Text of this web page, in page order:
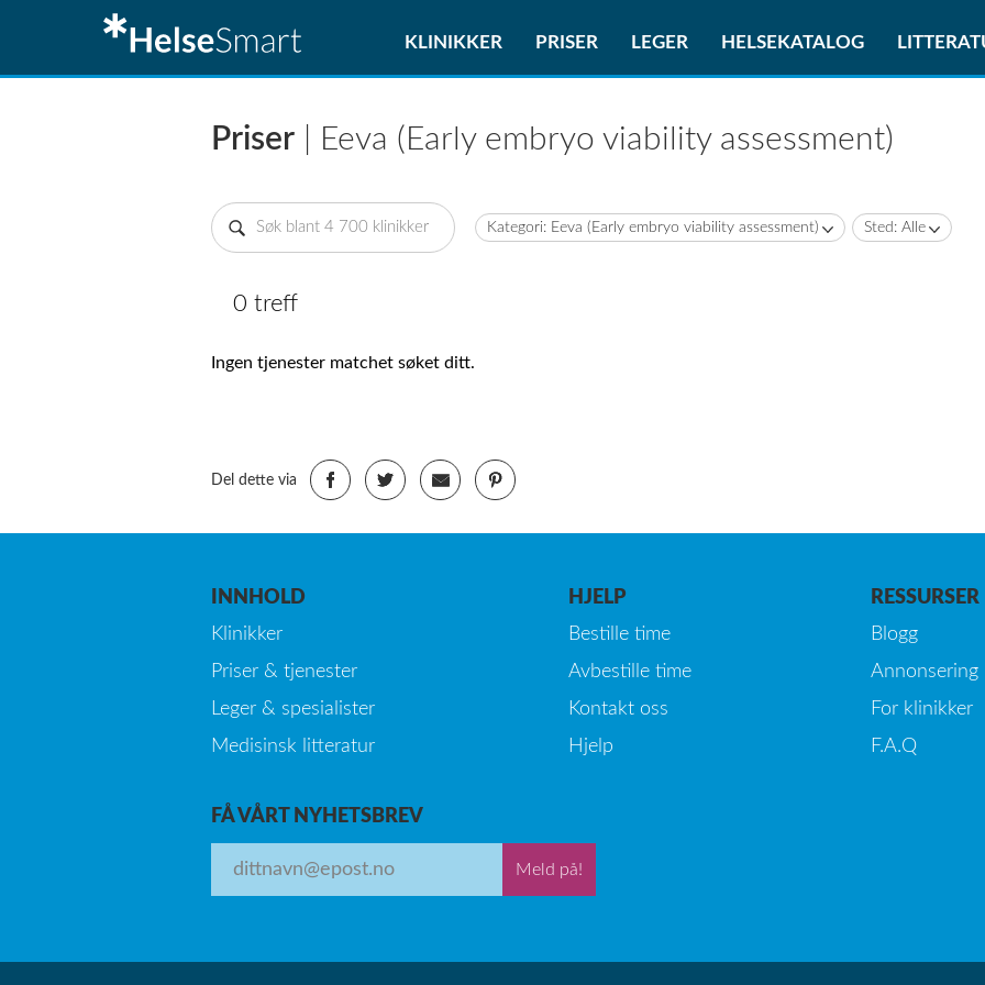
KLINIKKER PRISER LEGER HELSEKATALOG
Priser | Eeva (Early embryo viability assessment)
Kategori: Eeva (Early embryo viability assessment) Sted: Alle
0 treff
Ingen tjenester matchet søket ditt.
Del dette via
INNHOLD
Klinikker
Priser & tjenester
Leger & spesialister
Medisinsk litteratur
HJELP
Bestille time
Avbestille time
Kontakt oss
Hjelp
RESSURSER
Blogg
Annonsering
For klinikker
F.A.Q
FÅ VÅRT NYHETSBREV
Meld på!